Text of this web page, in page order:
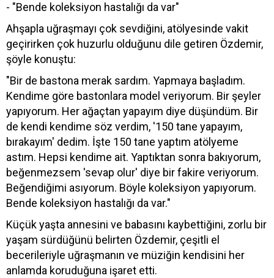
- "Bende koleksiyon hastalığı da var"
Ahşapla uğraşmayı çok sevdiğini, atölyesinde vakit
geçirirken çok huzurlu olduğunu dile getiren Özdemir,
şöyle konuştu:
"Bir de bastona merak sardım. Yapmaya başladım.
Kendime göre bastonlara model veriyorum. Bir şeyler
yapıyorum. Her ağaçtan yapayım diye düşündüm. Bir
de kendi kendime söz verdim, '150 tane yapayım,
bırakayım' dedim. İşte 150 tane yaptım atölyeme
astım. Hepsi kendime ait. Yaptıktan sonra bakıyorum,
beğenmezsem 'sevap olur' diye bir fakire veriyorum.
Beğendiğimi asıyorum. Böyle koleksiyon yapıyorum.
Bende koleksiyon hastalığı da var."
Küçük yaşta annesini ve babasını kaybettiğini, zorlu bir
yaşam sürdüğünü belirten Özdemir, çeşitli el
becerileriyle uğraşmanın ve müziğin kendisini her
anlamda koruduğuna işaret etti.